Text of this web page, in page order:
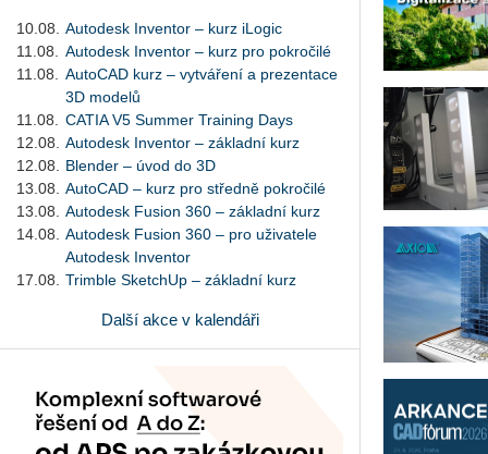
10.08.
Autodesk Inventor – kurz iLogic
11.08.
Autodesk Inventor – kurz pro pokročilé
11.08.
AutoCAD kurz – vytváření a prezentace
3D modelů
11.08.
CATIA V5 Summer Training Days
12.08.
Autodesk Inventor – základní kurz
12.08.
Blender – úvod do 3D
13.08.
AutoCAD – kurz pro středně pokročilé
13.08.
Autodesk Fusion 360 – základní kurz
14.08.
Autodesk Fusion 360 – pro uživatele
Autodesk Inventor
17.08.
Trimble SketchUp – základní kurz
Další akce v kalendáři